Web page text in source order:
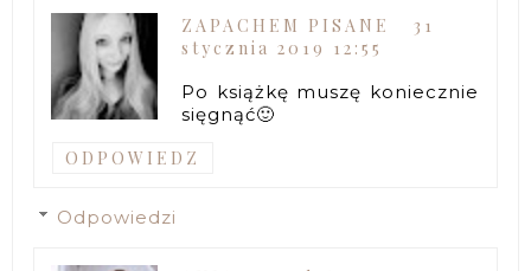
ZAPACHEM PISANE
31
stycznia 2019 12:55
Po książkę muszę koniecznie
sięgnąć🙂
ODPOWIEDZ
Odpowiedzi